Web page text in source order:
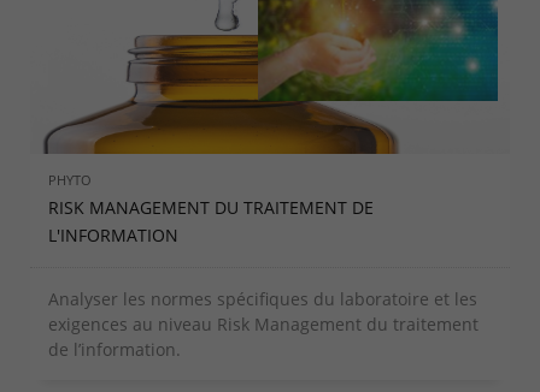
PHYTO
RISK MANAGEMENT DU TRAITEMENT DE
L'INFORMATION
Analyser les normes spécifiques du laboratoire et les
exigences au niveau Risk Management du traitement
de l’information.